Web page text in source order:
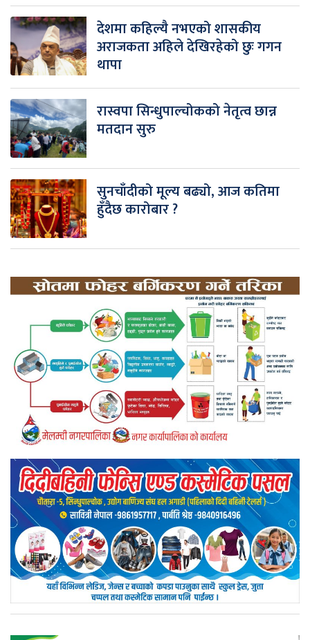
देशमा कहिल्यै नभएको शासकीय
अराजकता अहिले देखिरहेको छुः गगन
थापा
रास्वपा सिन्धुपाल्चोकको नेतृत्व छान्न
मतदान सुरु
सुनचाँदीको मूल्य बढ्यो, आज कतिमा
हुँदैछ कारोबार ?